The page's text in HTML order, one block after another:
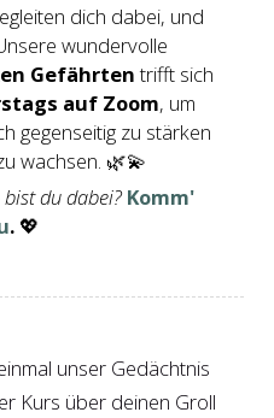
dich dabei, und
wundervolle
Gefährtentrifft sich
auf Zoom, um
gegenseitig zu stärken
wachsen. 🌿💫
du dabei? Komm'
. 💖
unser Gedächtnis
Kurs über deinen Groll